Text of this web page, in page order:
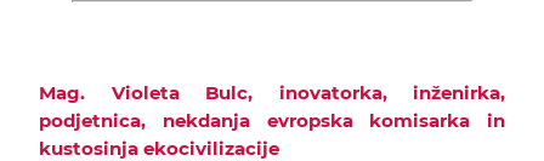
Mag. Violeta Bulc, inovatorka, inženirka,
podjetnica, nekdanja evropska komisarka in
kustosinja ekocivilizacije